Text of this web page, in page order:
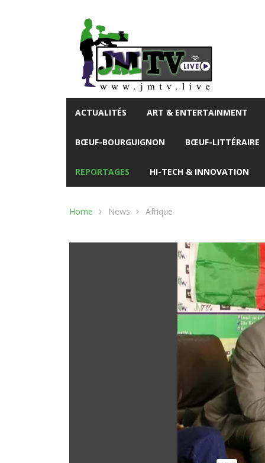
ACTUALITÉS ART & ENTERTAINMENT
BŒUF-BOURGUIGNON BŒUF-LITTÉRAIRE
REPORTAGES HI-TECH & INNOVATION
Home News Afrique